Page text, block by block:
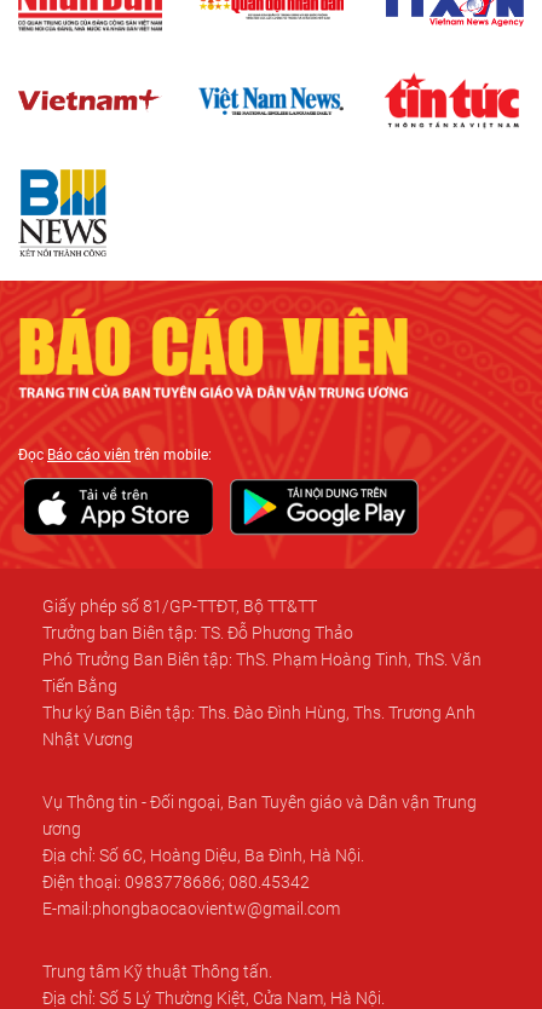
ĐọcBáo cáo viên trên mobile:
Giấy phép số 81/GP-TTĐT, Bộ TT&TT
Trưởng ban Biên tập: TS. Đỗ Phương Thảo
Phó Trưởng Ban Biên tập: ThS. Phạm Hoàng Tinh, ThS. Văn
Tiến Bằng
Thư ký Ban Biên tập: Ths. Đào Đình Hùng, Ths. Trương Anh
Nhật Vương
Vụ Thông tin - Đối ngoại, Ban Tuyên giáo và Dân vận Trung
ương
Địa chỉ: Số 6C, Hoàng Diệu, Ba Đình, Hà Nội.
Điện thoại: 0983778686; 080.45342
E-mail:phongbaocaovientw@gmail.com
Trung tâm Kỹ thuật Thông tấn.
Địa chỉ: Số 5 Lý Thường Kiệt, Cửa Nam, Hà Nội.